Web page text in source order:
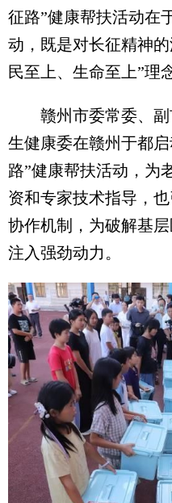
征路”健康帮扶活动在
动，既是对长征精神
民至上、生命至上”理
赣州市委常委、副
生健康委在赣州于都
路”健康帮扶活动，为
资和专家技术指导，
协作机制，为破解基
注入强劲动力。